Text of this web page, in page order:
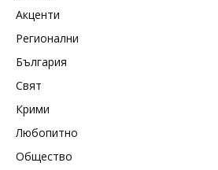
Акценти
Регионални
България
Свят
Крими
Любопитно
Общество